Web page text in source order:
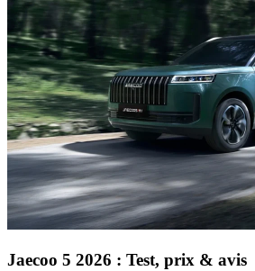
Jaecoo 5 2026 : Test, prix & avis